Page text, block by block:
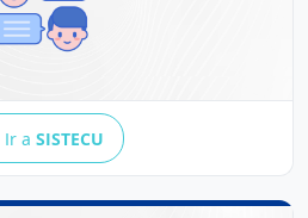
al historial de atención,
el apoyo integral y la
consejeros y alumnos para
Ir a SISTECU